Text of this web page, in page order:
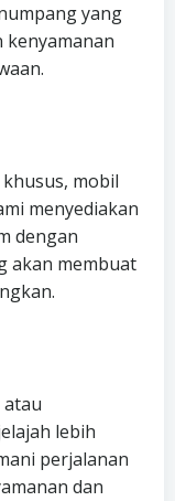
yang
kenyamanan
mobil
menyediakan
dengan
akan membuat
lebih
perjalanan
dan